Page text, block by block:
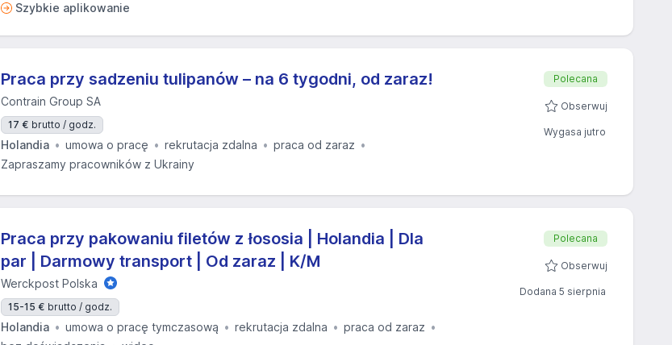
Szybkie aplikowanie
Praca przy sadzeniu tulipanów – na 6 tygodni, od zaraz!
Contrain Group SA
17 € brutto / godz.
Holandia umowa o pracę rekrutacja zdalna
praca od zaraz
Zapraszamy pracowników z Ukrainy
Polecana
Obserwuj
Wygasa jutro
Praca przy pakowaniu filetów z łososia | Holandia | Dla
par | Darmowy transport | Od zaraz | K/M
Werckpost Polska
15-15 € brutto / godz.
Holandia umowa o pracę tymczasową rekrutacja zdalna
praca od zaraz
Polecana
Obserwuj
Dodana 5 sierpnia